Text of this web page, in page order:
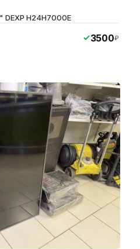
DEXP H24H7000E
3500₽